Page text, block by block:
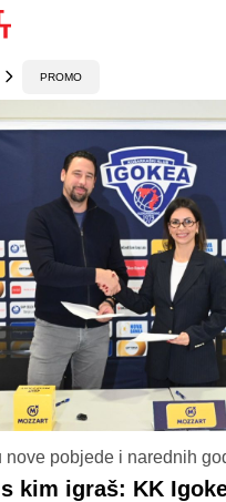
PROMO
nove pobjede i narednih
kim igraš: KK